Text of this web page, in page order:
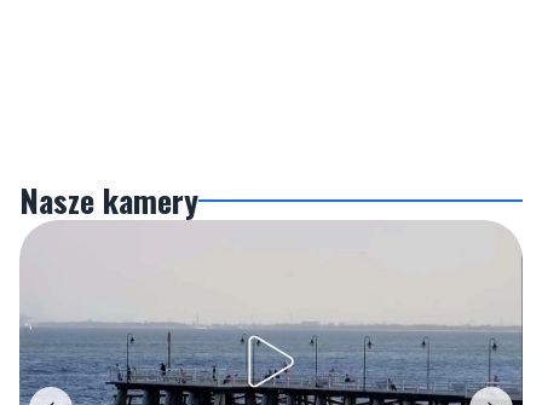
Nasze kamery